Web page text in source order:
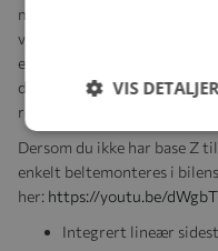
med det
vesentlig ved en eventuell
enklere å få barnet inn og ut
dørsiden på bilen takket være
rotasjonsmekanismen. (Base
Dersom du ikke har base Z
enkelt beltemonteres i
her: https://youtu.be/
Integrert lineær
VIS DETALJER